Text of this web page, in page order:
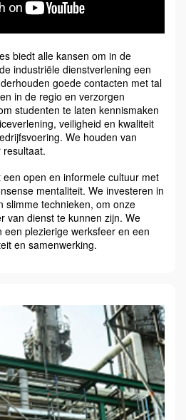
biedt alle kansen om in de
industriële dienstverlening een
goede contacten met tal
in de regio en verzorgen
studenten te laten kennismaken
veiligheid en kwaliteit
We houden van
open en informele cultuur met
mentaliteit. We investeren in
slimme technieken, om onze
van dienst te kunnen zijn. We
een plezierige werksfeer en een
en samenwerking.